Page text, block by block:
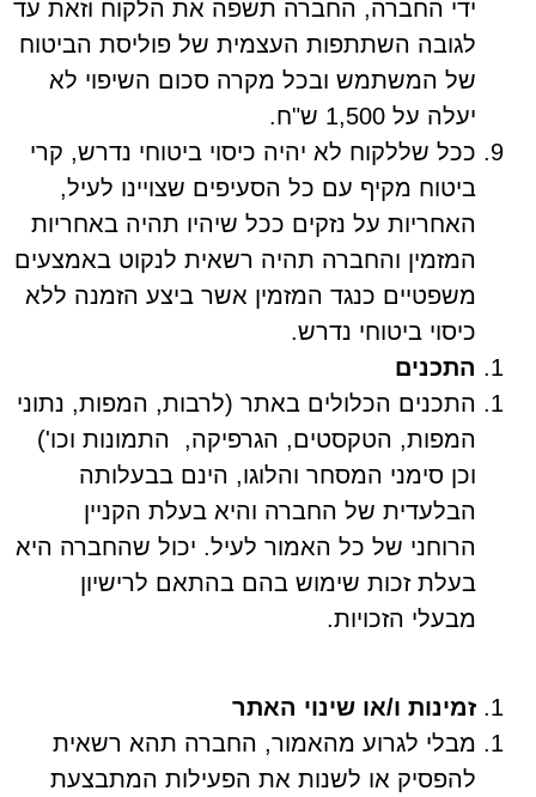
ידי החברה, החברה תשפה את הלקוח וזאת עד
לגובה השתתפות העצמית של פוליסת הביטוח
של המשתמש ובכל מקרה סכום השיפוי לא
יעלה על 1,500 ש"ח.
ככל שללקוח לא יהיה כיסוי ביטוחי נדרש, קרי
ביטוח מקיף עם כל הסעיפים שצויינו לעיל,
האחריות על נזקים ככל שיהיו תהיה באחריות
המזמין והחברה תהיה רשאית לנקוט באמצעים
משפטיים כנגד המזמין אשר ביצע הזמנה ללא
כיסוי ביטוחי נדרש.
התכנים
התכנים הכלולים באתר (לרבות, המפות, נתוני
המפות, הטקסטים, הגרפיקה, התמונות וכו')
וכן סימני המסחר והלוגו, הינם בבעלותה
הבלעדית של החברה והיא בעלת הקניין
הרוחני של כל האמור לעיל. יכול שהחברה היא
בעלת זכות שימוש בהם בהתאם לרישיון
מבעלי הזכויות.
זמינות ו/או שינוי האתר
מבלי לגרוע מהאמור, החברה תהא רשאית
להפסיק או לשנות את הפעילות המתבצעת